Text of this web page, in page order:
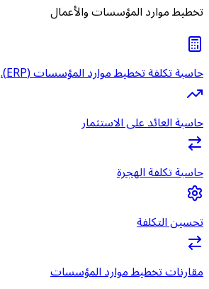
تخطيط موارد المؤسسات والأعمال
حاسبة تكلفة تخطيط موارد المؤسسات (ERP).
حاسبة العائد على الاستثمار
حاسبة تكلفة الهجرة
تحسين التكلفة
مقارنات تخطيط موارد المؤسسات